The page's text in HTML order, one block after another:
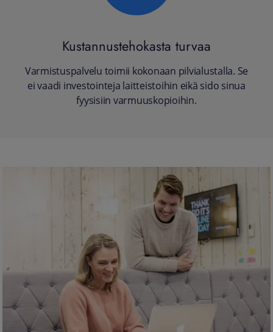
Kustannustehokasta turvaa
Varmistuspalvelu toimii kokonaan pilvialustalla. Se
ei vaadi investointeja laitteistoihin eikä sido sinua
fyysisiin varmuuskopioihin.